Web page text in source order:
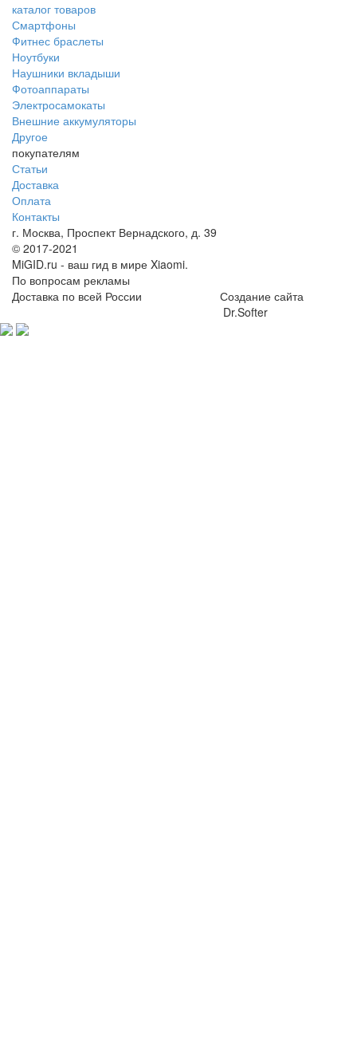
каталог товаров
Смартфоны
Фитнес браслеты
Ноутбуки
Наушники вкладыши
Фотоаппараты
Электросамокаты
Внешние аккумуляторы
Другое
покупателям
Статьи
Доставка
Оплата
Контакты
г. Москва, Проспект Вернадского, д. 39
© 2017-2021
MiGID.ru - ваш гид в мире Xiaomi.
По вопросам рекламы
Доставка по всей России
Создание сайта
Dr.Softer